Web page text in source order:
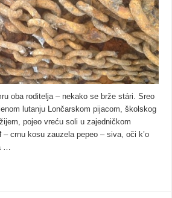
oba roditelja – nekako se brže stári. Sreo
lutanju Lončarskom pijacom, školskog
pojeo vreću soli u zajedničkom
crnu kosu zauzela pepeo – siva, oči k’o
…